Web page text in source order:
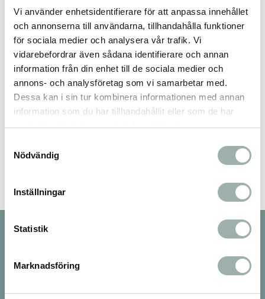
Vi använder enhetsidentifierare för att anpassa innehållet
och annonserna till användarna, tillhandahålla funktioner
för sociala medier och analysera vår trafik. Vi
vidarebefordrar även sådana identifierare och annan
information från din enhet till de sociala medier och
annons- och analysföretag som vi samarbetar med.
Dessa kan i sin tur kombinera informationen med annan
information som du har tillhandahållit eller som de har
samlat in när du har använt deras tjänster.
Nödvändig
Inställningar
Statistik
Marknadsföring
Du
PRENUMERERA